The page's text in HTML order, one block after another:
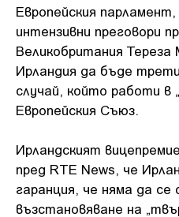
Европейския
интензивни преговори
Великобритания
Ирландия да бъде
случай, който работи в
Европейския Съюз.
Ирландският
пред RTE News, че
гаранция, че няма да се
възстановяване на